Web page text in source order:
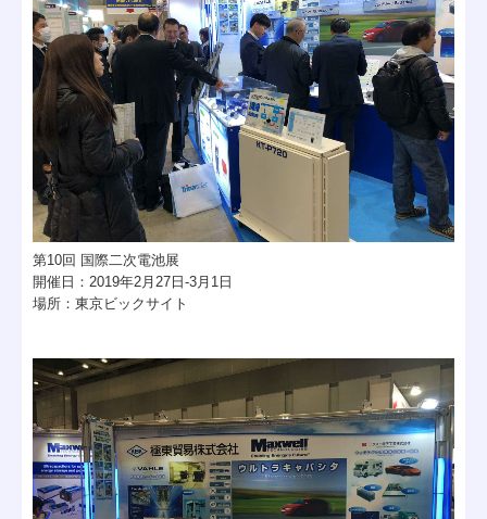
第10回 国際二次電池展
開催日： 2019年2 月 27 日 -3 月 1 日
場所：東京ビックサイト